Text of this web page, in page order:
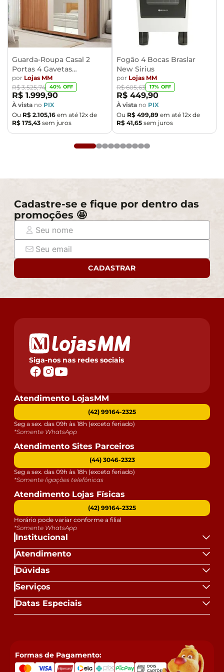
apartamentos. Eventuais despesas são de
responsabilidade do comprador.
- Confira as dimensões do produto e certifique-se de
que passará normalmente por supostos elevadores,
portas, escadas e/ou corredores de sua residência.
Guarda-Roupa Casal 2
Portas 4 Gavetas
Caemmun Moviment
por Lojas MM
R$ 3.525,74 40% OFF
R$ 1.999,90
À vista no PIX
Ou R$ 2.105,16 em até 12x de
R$ 175,43 sem juros
Fogão 4 Bocas Braslar
New Sirius
por Lojas MM
R$ 605,63 17% OFF
R$ 449,90
À vista no PIX
Ou R$ 499,89 em até 12x de
R$ 41,65 sem juros
Cadastre-se e fique por dentro das
promoções 🤩
CADASTRAR
Siga-nos nas redes sociais
Institucional
Atendimento
Dúvidas
Serviços
Datas Especiais
Atendimento LojasMM
(42) 99164-2325
Seg a sex. das 09h às 18h (exceto feriado)
*Somente WhatsApp
Atendimento Sites Parceiros
(44) 3046-2323
Seg a sex. das 09h às 18h (exceto feriado)
*Somente ligações telefônicas
Atendimento Lojas Físicas
(42) 99164-2325
Horário pode variar conforme a filial
*Somente WhatsApp
Formas de Pagamento: